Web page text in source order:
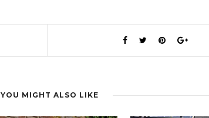
YOU MIGHT ALSO LIKE